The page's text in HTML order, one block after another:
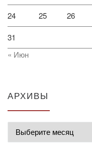
24 25 26
31
« Июн
АРХИВЫ